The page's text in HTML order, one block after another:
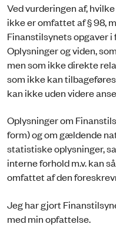
Ved vurderingen af,
ikke er omfattet af § 98,
Finanstilsynets opgaver
Oplysninger og viden,
men som ikke direkte
som ikke kan
kan ikke uden videre
Oplysninger om
form) og om gældende
statistiske oplysninger,
interne forhold m.v. kan
omfattet af den
Jeg har gjort
med min opfattelse.